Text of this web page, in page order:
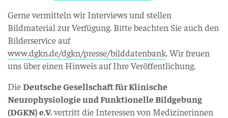
Gerne vermitteln wir Interviews und stellen
Bildmaterial zur Verfügung. Bitte beachten Sie auch den
Bilderservice auf
www.dgkn.de/dgkn/presse/bilddatenbank. Wir freuen
uns über einen Hinweis auf Ihre Veröffentlichung.
DieDeutsche Gesellschaft für Klinische
Neurophysiologie und Funktionelle Bildgebung
(DGKN) e.V.vertritt die Interessen von Medizinerinnen